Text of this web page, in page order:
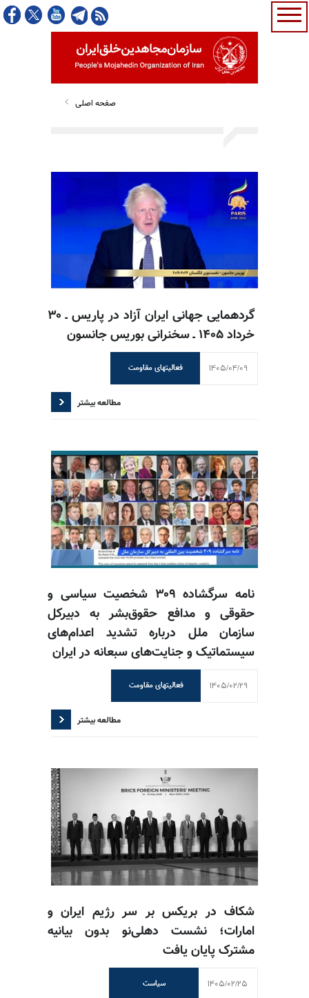
صفحه اصلی
گردهمایی جهانی ایران آزاد در پاریس ـ ۳۰
خرداد ۱۴۰۵ ـ سخنرانی بوریس جانسون
فعالیتهای مقاومت 1405/04/09
مطالعه بیشتر
نامه سرگشاده ۳۰۹ شخصیت سیاسی و
حقوقی و مدافع حقوق‌بشر به دبیرکل
سازمان ملل درباره تشدید اعدام‌های
سیستماتیک و جنایت‌های سبعانه در ایران
فعالیتهای مقاومت 1405/02/29
مطالعه بیشتر
شکاف در بریکس بر سر رژیم ایران و
امارات؛ نشست دهلی‌نو بدون بیانیه
مشترک پایان یافت
سیاست 1405/02/25